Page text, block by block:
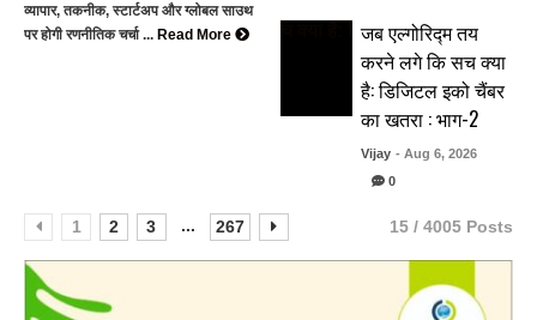
व्यापार, तकनीक, स्टार्टअप और ग्लोबल साउथ
पर होगी रणनीतिक चर्चा ... Read More
जब एल्गोरिद्म तय
करने लगे कि सच क्या
है: डिजिटल इको चैंबर
का खतरा : भाग-2
Vijay - Aug 6, 2026
0
1 2 3 ... 267 15 / 4005 Posts